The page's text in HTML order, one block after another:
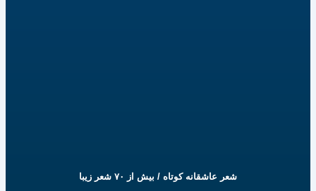
شعر عاشقانه کوتاه / بیش از ۷۰ شعر زیبا